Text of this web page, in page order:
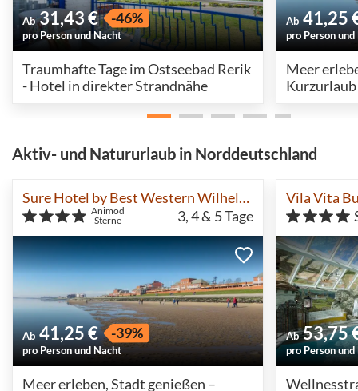
Ab 31,43 € -46%
pro Person und Nacht
Traumhafte Tage im Ostseebad Rerik
- Hotel in direkter Strandnähe
Ab 41,25
pro Person
Meer
Aktiv- und Natururlaub in Norddeutschland
Sure Hotel by Best Western Wilhelmshaven City
Animod
Sterne
3, 4 & 5Tage
Ab 41,25 € -39%
pro Person und Nacht
Meer erleben, Stadt genießen –
Vila Vita
Ab 53,75
pro Person